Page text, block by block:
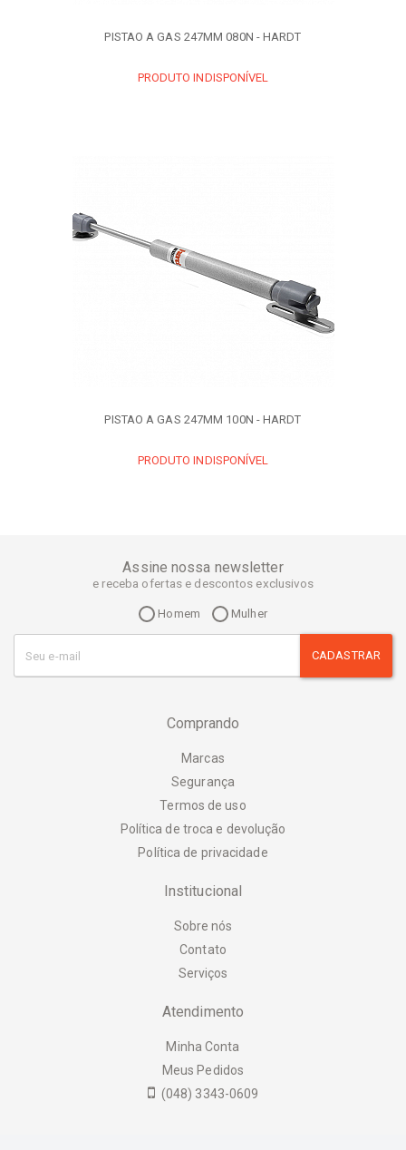
PISTAO A GAS 247MM 080N - HARDT
PRODUTO INDISPONÍVEL
PISTAO A GAS 247MM 100N - HARDT
PRODUTO INDISPONÍVEL
Assine nossa newsletter
e receba ofertas e descontos exclusivos
Homem Mulher
CADASTRAR
Comprando
Marcas
Segurança
Termos de uso
Política de troca e devolução
Política de privacidade
Institucional
Sobre nós
Contato
Serviços
Atendimento
Minha Conta
Meus Pedidos
(048) 3343-0609